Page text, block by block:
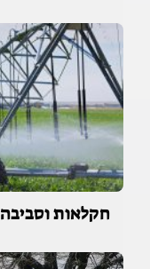
חקלאות וסביבה